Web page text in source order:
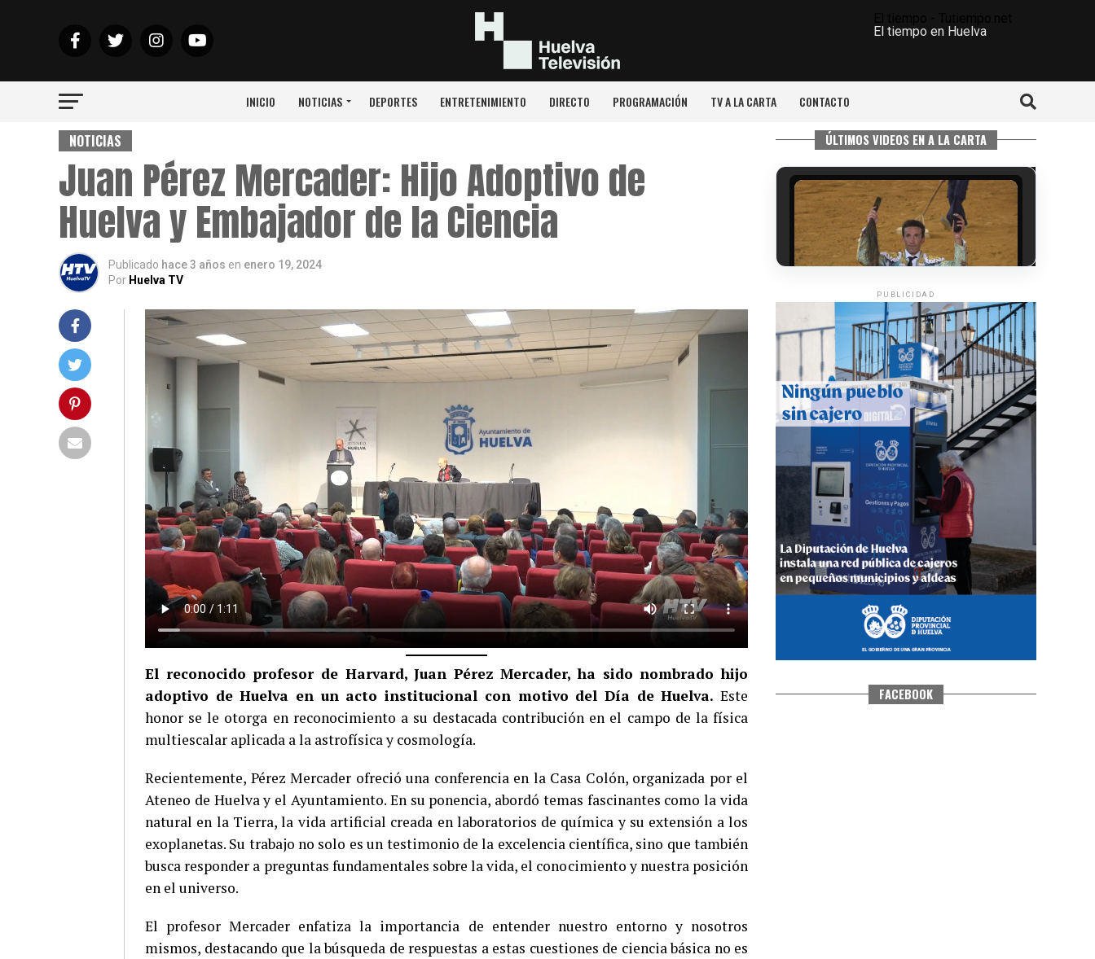
El tiempo en Huelva
INICIO NOTICIAS DEPORTES ENTRETENIMIENTO DIRECTO PROGRAMACIÓN TV A LA CARTA CONTACTO
NOTICIAS
Juan Pérez Mercader: Hijo Adoptivo de
Huelva y Embajador de la Ciencia
Publicado hace 3 años en enero 19, 2024
Por Huelva TV
El reconocido profesor de Harvard, Juan Pérez Mercader, ha sido nombrado hijo
adoptivo de Huelva en un acto institucional con motivo del Día de Huelva. Este
honor se le otorga en reconocimiento a su destacada contribución en el campo de la física
multiescalar aplicada a la astrofísica y cosmología.
Recientemente, Pérez Mercader ofreció una conferencia en la Casa Colón, organizada por el
Ateneo de Huelva y el Ayuntamiento. En su ponencia, abordó temas fascinantes como la vida
natural en la Tierra, la vida artificial creada en laboratorios de química y su extensión a los
exoplanetas. Su trabajo no solo es un testimonio de la excelencia científica, sino que también
busca responder a preguntas fundamentales sobre la vida, el conocimiento y nuestra posición
en el universo.
El profesor Mercader enfatiza la importancia de entender nuestro entorno y nosotros
mismos, destacando que la búsqueda de respuestas a estas cuestiones de ciencia básica no es
ÚLTIMOS VIDEOS EN A LA CARTA
6º DÍA DE LAS FIESTAS COLOMBINAS
2026
·Huelvatv
QUINTA CORRIDA DE LAS FIESTAS
COLOMBINAS 2026
hace 3 días· Huelvatv
PUBLICIDAD
FACEBOOK